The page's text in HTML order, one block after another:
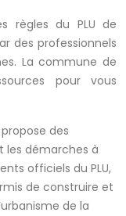
règles du PLU de
des professionnels
La commune de
pour vous
des
les démarches à
officiels du PLU,
de construire et
de la